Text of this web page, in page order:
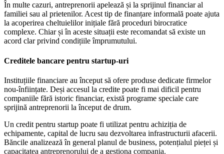
În multe cazuri, antreprenorii apelează și la sprijinul financiar al
familiei sau al prietenilor. Acest tip de finanțare informală poate ajuta
la acoperirea cheltuielilor inițiale fără proceduri birocratice
complexe. Chiar și în aceste situații este recomandat să existe un
acord clar privind condițiile împrumutului.
Creditele bancare pentru startup-uri
Instituțiile financiare au început să ofere produse dedicate firmelor
nou-înființate. Deși accesul la credite poate fi mai dificil pentru
companiile fără istoric financiar, există programe speciale care
sprijină antreprenorii la început de drum.
Un credit pentru startup poate fi utilizat pentru achiziția de
echipamente, capital de lucru sau dezvoltarea infrastructurii afacerii.
Băncile analizează în general planul de business, potențialul pieței și
capacitatea antreprenorului de a gestiona compania.